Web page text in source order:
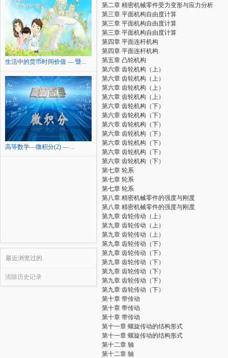
生活中的货币时间价值 — 暨...
高等数学—微积分(2) — ...
最近浏览过的
清除历史记录
第二章 精密机械零件受力变形与应力分析
第三章 平面机构自由度计算
第三章 平面机构自由度计算
第三章 平面机构自由度计算
第四章 平面连杆机构
第四章 平面连杆机构
第五章 凸轮机构
第六章 齿轮机构（上）
第六章 齿轮机构（上）
第六章 齿轮机构（上）
第六章 齿轮机构（上）
第六章 齿轮机构（下）
第六章 齿轮机构（下）
第六章 齿轮机构（下）
第六章 齿轮机构（下）
第六章 齿轮机构（下）
第六章 齿轮机构（下）
第六章 齿轮机构（下）
第七章 轮系
第七章 轮系
第七章 轮系
第八章 精密机械零件的强度与刚度
第八章 精密机械零件的强度与刚度
第九章 齿轮传动（上）
第九章 齿轮传动（上）
第九章 齿轮传动（上）
第九章 齿轮传动（下）
第九章 齿轮传动（下）
第九章 齿轮传动（下）
第九章 齿轮传动（下）
第九章 齿轮传动（下）
第九章 齿轮传动（下）
第十章 带传动
第十章 带传动
第十章 带传动
第十一章 螺旋传动的结构形式
第十一章 螺旋传动的结构形式
第十二章 轴
第十二章 轴